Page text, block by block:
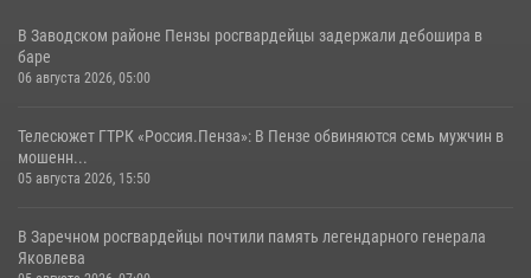
В Заводском районе Пензы росгвардейцы задержали дебошира в
баре
06 августа 2026, 05:00
Телесюжет ГТРК «Россия.Пенза»: В Пензе обвиняются семь мужчин в
мошенн...
05 августа 2026, 15:50
В Заречном росгвардейцы почтили память легендарного генерала
Яковлева